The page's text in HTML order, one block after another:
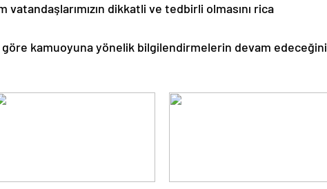
vatandaşlarımızın dikkatli ve tedbirli olmasını rica
göre kamuoyuna yönelik bilgilendirmelerin devam edeceğini